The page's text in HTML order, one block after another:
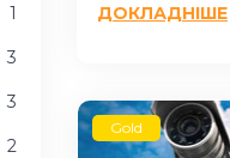
1
3
3
2
ДОКЛАДНІШЕ
Gold